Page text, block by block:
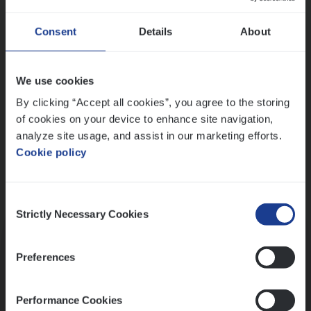
Consent Details About
We use cookies
By clicking “Accept all cookies”, you agree to the storing
of cookies on your device to enhance site navigation,
analyze site usage, and assist in our marketing efforts.
Cookie policy
Selection
Strictly Necessary Cookies
Preferences
Performance Cookies
Ons sollicitatieproces